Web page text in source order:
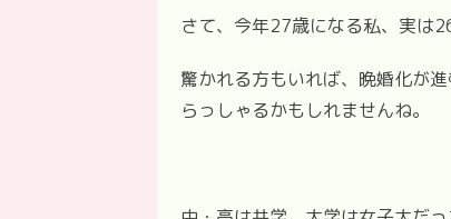
さて、今年27歳になる私、実は
驚かれる方もいれば、晩婚化が
らっしゃるかもしれませんね。